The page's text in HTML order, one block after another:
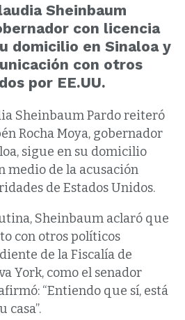
Sheinbaum
con licencia
domicilio en Sinaloa y
con otros
por EE.UU.
Sheinbaum Pardo reiteró
Rocha Moya, gobernador
sigue en su domicilio
medio de la acusación
de Estados Unidos.
Sheinbaum aclaró que
con otros políticos
de la Fiscalía de
York, como el senador
“Entiendo que sí, está
casa”.